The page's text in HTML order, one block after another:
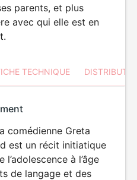
parents, et plus
avec qui elle est en
TECHNIQUE
AUX JEUNES
ENFANTS
comédienne Greta
est un récit initiatique
l’adolescence à l’âge
de langage et des